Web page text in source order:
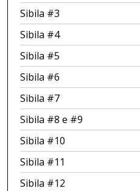
Sibila #3
Sibila #4
Sibila #5
Sibila #6
Sibila #7
Sibila #8 e #9
Sibila #10
Sibila #11
Sibila #12